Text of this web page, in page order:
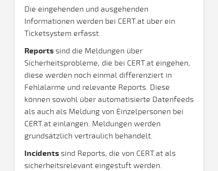
Die eingehenden und ausgehenden
Informationen werden bei CERT.at über ein
Ticketsystem erfasst.
Reports sind die Meldungen über
Sicherheitsprobleme, die bei CERT.at eingehen,
diese werden noch einmal differenziert in
Fehlalarme und relevante Reports. Diese
können sowohl über automatisierte Datenfeeds
als auch als Meldung von Einzelpersonen bei
CERT.at einlangen. Meldungen werden
grundsätzlich vertraulich behandelt.
Incidents sind Reports, die von CERT.at als
sicherheitsrelevant eingestuft werden.